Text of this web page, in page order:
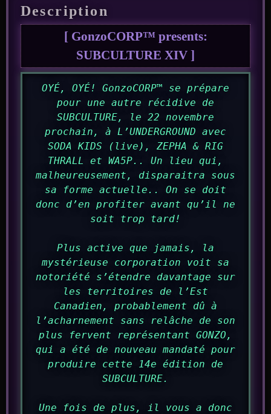
Description
[ GonzoCORP™ presents:
SUBCULTURE XIV ]
OYÉ, OYÉ! GonzoCORP™ se prépare
pour une autre récidive de
SUBCULTURE, le 22 novembre
prochain, à L’UNDERGROUND avec
SODA KIDS (live), ZEPHA & RIG
THRALL et WA5P.. Un lieu qui,
malheureusement, disparaitra sous
sa forme actuelle.. On se doit
donc d’en profiter avant qu’il ne
soit trop tard!
Plus active que jamais, la
mystérieuse corporation voit sa
notoriété s’étendre davantage sur
les territoires de l’Est
Canadien, probablement dû à
l’acharnement sans relâche de son
plus fervent représentant GONZO,
qui a été de nouveau mandaté pour
produire cette 14e édition de
SUBCULTURE.
Une fois de plus, il vous a donc